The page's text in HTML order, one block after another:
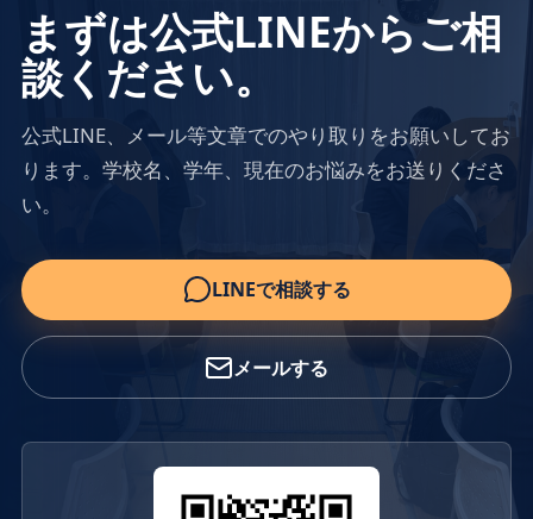
まずは公式LINEからご相
談ください。
公式LINE、メール等文章でのやり取りをお願いしてお
ります。学校名、学年、現在のお悩みをお送りくださ
い。
LINEで相談する
メールする